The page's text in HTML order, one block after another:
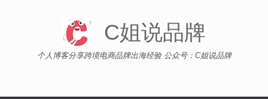
C姐说品牌
个人博客分享跨境电商品牌出海经验 公众号：C姐说品牌